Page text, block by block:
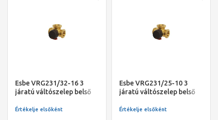
Esbe VRG231/32-16 3
járatú váltószelep belső
Értékelje elsőként
Esbe VRG231/25-10 3
járatú váltószelep belső
Értékelje elsőként